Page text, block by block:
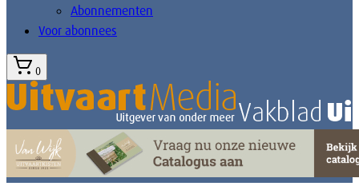
Abonnementen
Voor abonnees
0